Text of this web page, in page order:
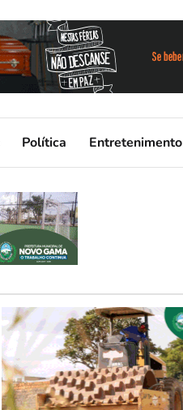
Política Entretenimento